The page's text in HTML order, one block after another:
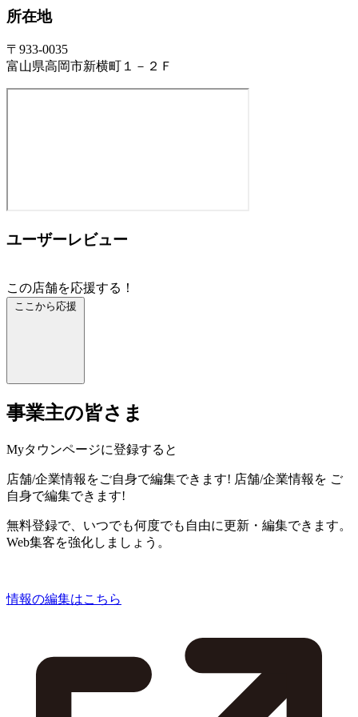
所在地
〒933-0035
富山県高岡市新横町１－２Ｆ
ユーザーレビュー
この店舗を応援する！
ここから応援
事業主の皆さま
Myタウンページに登録すると
店舗/企業情報をご自身で編集できます! 店舗/企業情報を ご
自身で編集できます!
無料登録で、いつでも何度でも自由に更新・編集できます。
Web集客を強化しましょう。
情報の編集はこちら